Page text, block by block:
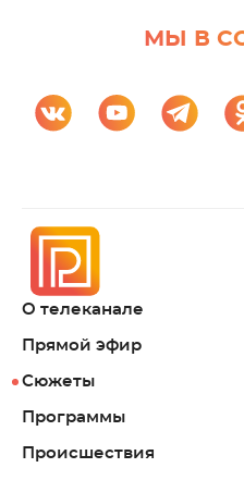
МЫ В
О телеканале
Прямой эфир
Сюжеты
Программы
Происшествия